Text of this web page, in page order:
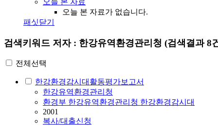
오늘 본 자료
오늘 본 자료가 없습니다.
패싯닫기
검색키워드 저자 : 한강유역환경관리청 (검색결과 8
전체선택
한강환경감시대활동평가보고서
한강유역환경관리청
환경부 한강유역환경관리청 한강환경감시대
2001
복사/대출신청